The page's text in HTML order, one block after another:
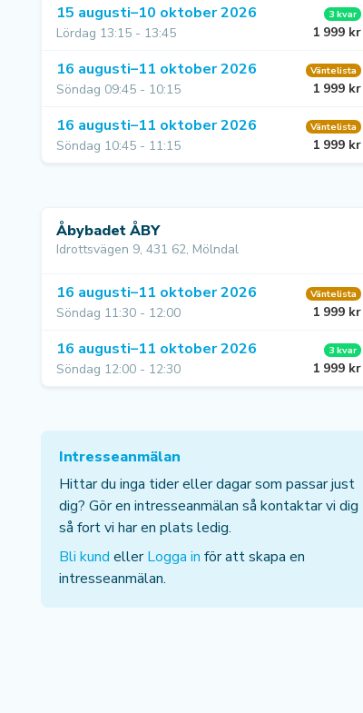
15 augusti–10 oktober 2026
Lördag 13:15 - 13:45
3 kvar
1 999 kr
16 augusti–11 oktober 2026
Söndag 09:45 - 10:15
Väntelista
1 999 kr
16 augusti–11 oktober 2026
Söndag 10:45 - 11:15
Väntelista
1 999 kr
Åbybadet ÅBY
Idrottsvägen 9, 431 62, Mölndal
16 augusti–11 oktober 2026
Söndag 11:30 - 12:00
Väntelista
1 999 kr
16 augusti–11 oktober 2026
Söndag 12:00 - 12:30
3 kvar
1 999 kr
Intresseanmälan
Hittar du inga tider eller dagar som passar just
dig? Gör en intresseanmälan så kontaktar vi dig
så fort vi har en plats ledig.
Bli kund ellerLogga in för att skapa en
intresseanmälan.